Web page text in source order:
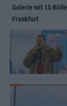
Galerie mit 15
Frankfurt